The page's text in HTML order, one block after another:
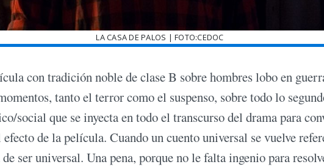
LA CASA DE PALOS | FOTO:CEDOC
con tradición noble de clase B sobre hombres lobo en
tanto el terror como el suspenso, sobre todo lo
social que se inyecta en todo el transcurso del drama para
de la película. Cuando un cuento universal se vuelve
ser universal. Una pena, porque no le falta ingenio para